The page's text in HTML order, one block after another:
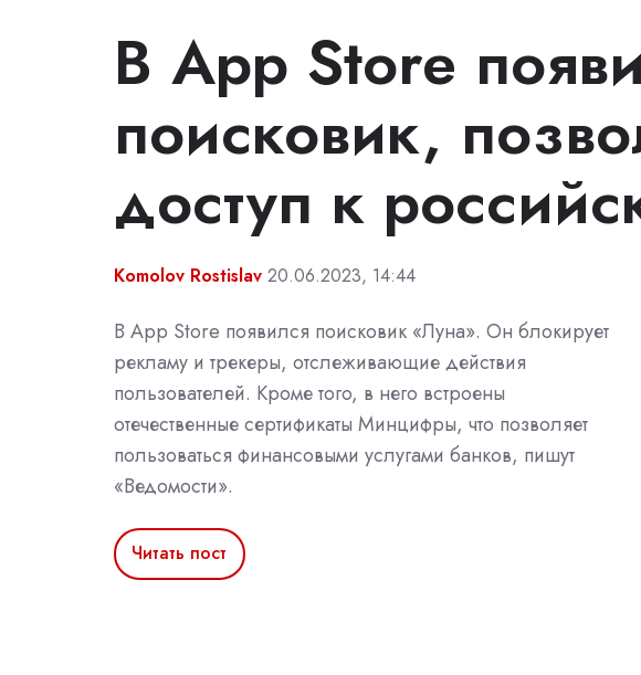
В App Store
поисковик,
доступ к
Komolov Rostislav 20.06.2023, 14:44
В App Store появился поисковик «Луна». Он блокирует
рекламу и трекеры, отслеживающие действия
пользователей. Кроме того, в него встроены
отечественные сертификаты Минцифры, что позволяет
пользоваться финансовыми услугами банков, пишут
«Ведомости».
Читать пост